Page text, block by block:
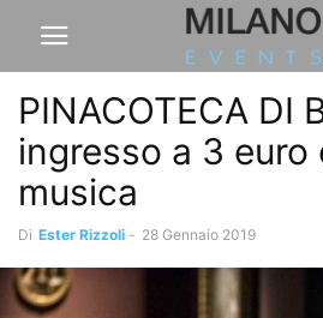
PINACOTECA DI
ingresso a 3 euro
musica
Di Ester Rizzoli - 28 Gennaio 2019